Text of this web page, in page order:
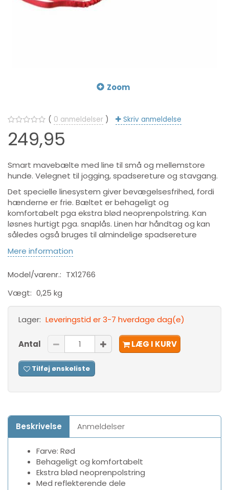
Zoom
0 anmeldelser Skriv anmeldelse
249,95
Smart mavebælte med line til små og mellemstore
hunde. Velegnet til jogging, spadsereture og stavgang.
Det specielle linesystem giver bevægelsesfrihed, fordi
hænderne er frie. Bæltet er behageligt og
komfortabelt pga ekstra blød neoprenpolstring. Kan
løsnes hurtigt pga. snaplås. Linen har håndtag og kan
således også bruges til almindelige spadsereture
Mere information
Model/varenr.: TX12766
Vægt: 0,25 kg
Lager: Leveringstid er 3-7 hverdage dag(e)
Antal LÆG I KURV
Tilføj ønskeliste
Beskrivelse Anmeldelser
Farve: Rød
Behageligt og komfortabelt
Ekstra blød neoprenpolstring
Med reflekterende dele